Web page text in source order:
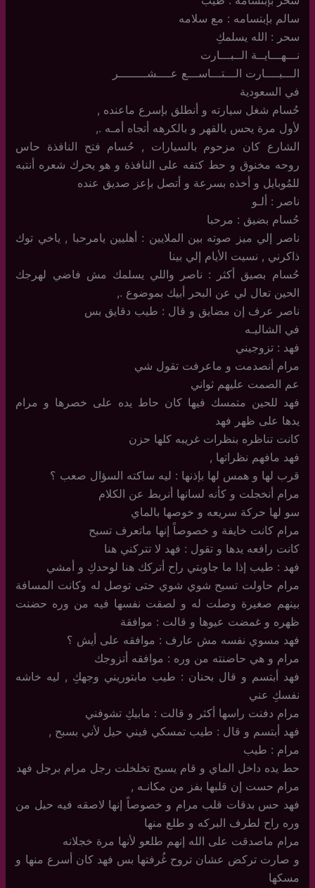
سالم بإبتسامه : مع سلامه
سحر : الله يسلمكِ
نـــهـــايــة الــبـــارت
الـــبــــارت الـــتـــاســـع عــــشــــــــر
في السعودية
حُسام شغل سيارته و أنطلق بإسرع ماعنده ,
لأول مرة يحس بالقهر و بالكرهه أتجاه أمـه .,
الشارع كان مزحوم بالسيارات , حُسام فتح النافذة حاس
روحه مخنوق و حط كتفه على النافذة و هو يحرك شعره أنتبه
للمُوبايل و أخذه بسرعة و أتصل بإعز صديق عنده
ناصر : ألـو
حُسام بضيق : مرحبا
ناصر إلي ميز صوته بين الملايين : أهليين يامرحبا , ياخي توك
ذاكرني , نسيت الأيام إلي بينا
حُسام بصيق أكثر : ناصر واللي يسلمك مش فاضي لهرجك
الحين تعال لي عن البحر أبيك بموضوع .,
ناصر عرف إن مضايق و قال : طيب دقايق بس
في الشاليـه
فهد : تزوجيني
مرام أنصدمت و ماعرفت تقول شي
عم الصمت عليهم ثواني
فهد للحين متمسك فيها كان حاط يده على خصرها و مرام
يدها على ظهر فهد
كانت تناظره بنظرات غريبه كلها حزن
فهد مافهم نظراتها ,
قرب لها و همس لها بإذنها : ليه ساكته السؤال صعب ؟
مرام أنخجلت و كأنه لسانها أنربط عن الكلام
سو لها حركة سريعه و خوصها بالماي
مرام كانت خايفة و خصوصاً إنها ماتعرف تسبح
كانت رافعه يدها و تقول : فهد لا تتركني هنا
فهد : طيب إذا ما جاوبتي راح أتركك هنا لوحدكِ و أمشي
مرام حاولت تسبح شوي شوي حتى توصل له وكانت المسافة
بينهم صغيرة وصلت له و لصقت نفسها فيه من وره حضنت
ظهره و غمضت عيوها و قالت : موافقة
فهد مسوي نفسه مش عارف : موافقه على أيش ؟
مرام و هي حاضنته من وره : موافقه أتزوجك
فهد أبتسم و قال بحنان : طيب مابتوريني وجهكِ , ليه خاشه
نفسكِ عني
مرام دفنت راسها أكثر و قالت : مابيكِ تشوفني
فهد أبتسم و قال : طيب تمسكي فيني حيل لأني بسبح ,
مرام : طيب
حط يده داخل الماي و قام يسبح تخلخلت رجل مرام برجل فهد
مرام حست إن قلبها بفز من مكانـه ,
فهد حس بدقات قلب مرام و خصوصاً إنها لاصقه فيه حيل من
وره راح لطرف البركه و طلع منها
مرام ماصدقت على الله إنهم طلعو لأنها مرة خجلانه
و صارت تركض عشان تروح غُرفتها بس فهد كان أسرع منها و
مسكها